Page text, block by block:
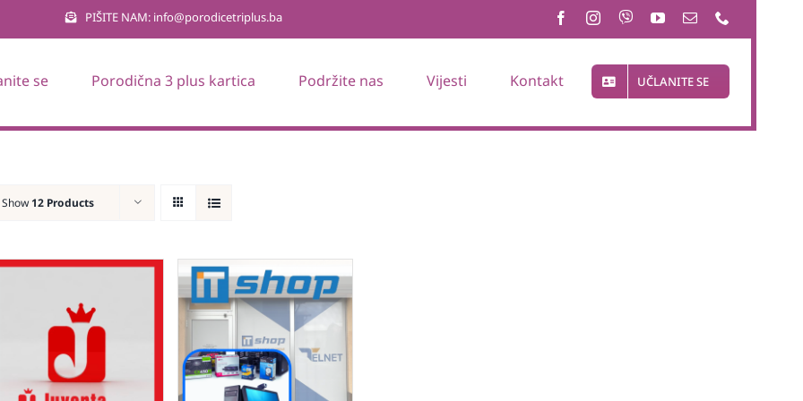
PIŠITE NAM: info@porodicetriplus.ba
se Porodična 3 plus kartica Podržite nas Vijesti Kontakt UČLANITE SE
Show 12 Products